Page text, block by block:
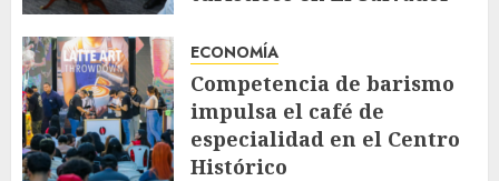
ECONOMÍA
Competencia de barismo
impulsa el café de
especialidad en el Centro
Histórico